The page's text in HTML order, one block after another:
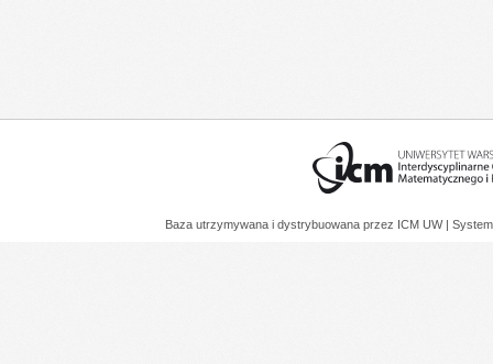
Baza utrzymywana i dystrybuowana przez ICM UW |